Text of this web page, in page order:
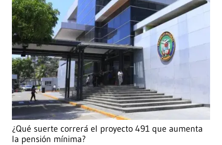
¿Qué suerte correrá el proyecto 491 que aumenta
la pensión mínima?